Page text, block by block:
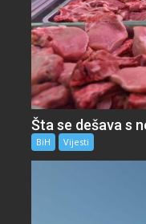
Šta se dešava s
BiH Vijesti